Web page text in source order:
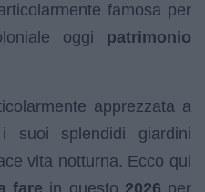
famosa per
oggi patrimonio
apprezzata a
suoi splendidi giardini
vita notturna. Ecco qui